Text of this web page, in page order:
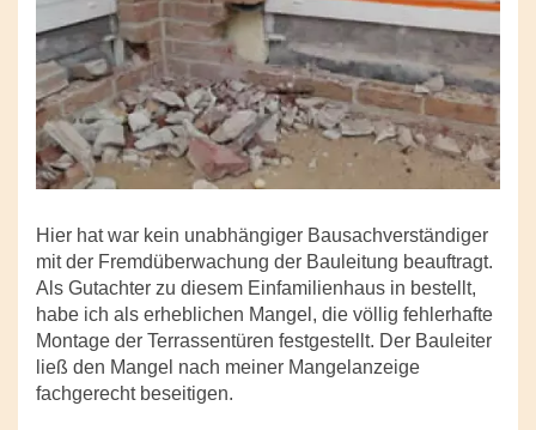
Hier hat war kein unabhängiger Bausachverständiger
mit der Fremdüberwachung der Bauleitung beauftragt.
Als Gutachter zu diesem Einfamilienhaus in bestellt,
habe ich als erheblichen Mangel, die völlig fehlerhafte
Montage der Terrassentüren festgestellt. Der Bauleiter
ließ den Mangel nach meiner Mangelanzeige
fachgerecht beseitigen.